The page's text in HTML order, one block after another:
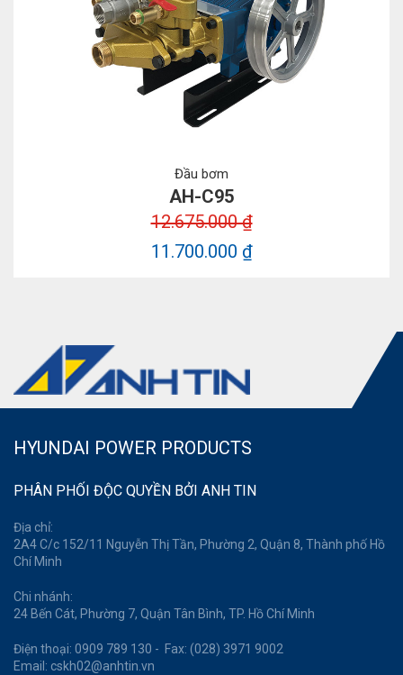
Đầu bơm
AH-C95
12.675.000 ₫
11.700.000 ₫
HYUNDAI POWER PRODUCTS
PHÂN PHỐI ĐỘC QUYỀN BỞI ANH TIN
Địa chỉ:
2A4 C/c 152/11 Nguyễn Thị Tần, Phường 2, Quận 8, Thành phố Hồ
Chí Minh
Chi nhánh:
24 Bến Cát, Phường 7, Quận Tân Bình, TP. Hồ Chí Minh
Điện thoại: 0909 789 130 - Fax: (028) 3971 9002
Email: cskh02@anhtin.vn